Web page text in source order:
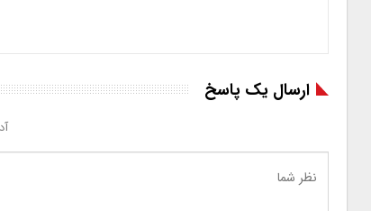
ارسال یک پاسخ